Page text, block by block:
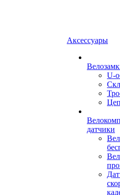
Аксессуары
U-
датчики